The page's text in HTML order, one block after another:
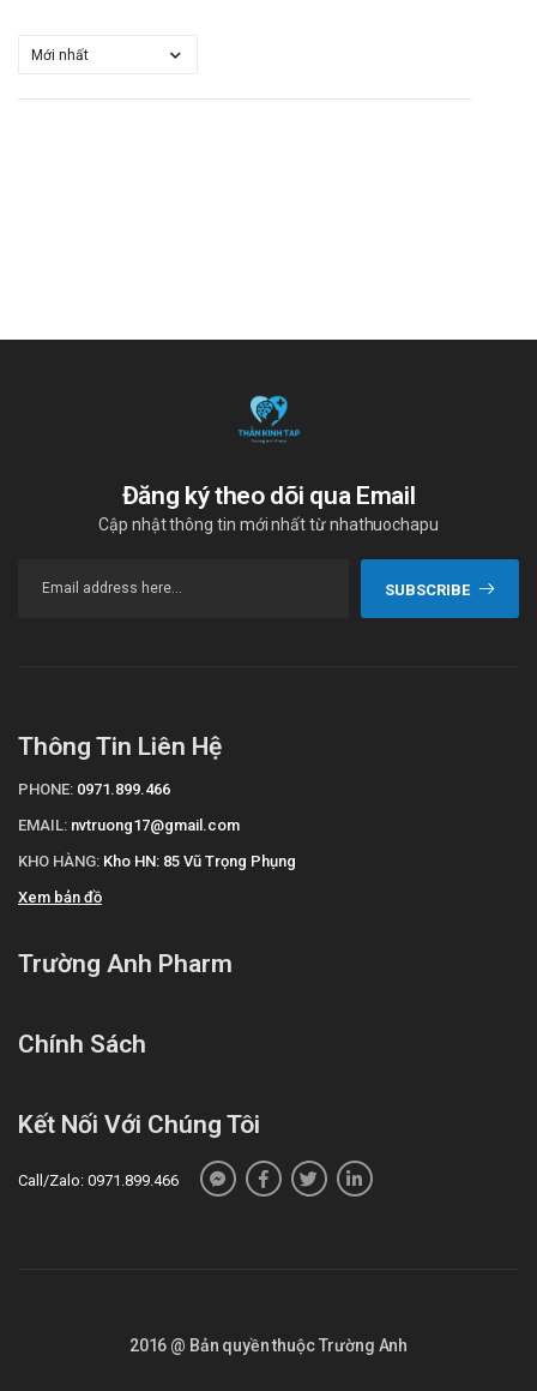
Đăng ký theo dõi qua Email
Cập nhật thông tin mới nhất từ nhathuochapu
SUBSCRIBE
Thông Tin Liên Hệ
PHONE: 0971.899.466
EMAIL: nvtruong17@gmail.com
KHO HÀNG: Kho HN: 85 Vũ Trọng Phụng
Xem bản đồ
Trường Anh Pharm
Chính Sách
Kết Nối Với Chúng Tôi
Call/Zalo: 0971.899.466
2016 @ Bản quyền thuộc Trường Anh